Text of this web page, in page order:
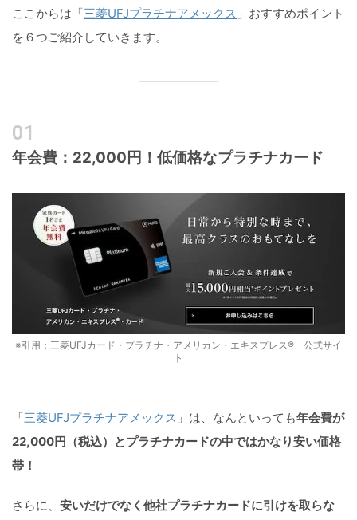
ここからは「三菱UFJプラチナアメックス 」おすすめポイント
を６つご紹介していきます。
年会費：22,000円！低価格なプラチナカード
※引用：三菱UFJカード・プラチナ・アメリカン・エキスプレス® 公式サイ
ト
「三菱UFJプラチナアメックス 」は、なんといっても年会費が
22,000円（税込）とプラチナカードの中ではかなり安い価格
帯！
さらに、 安いだけでなく他社プラチナカードに引けを取らな